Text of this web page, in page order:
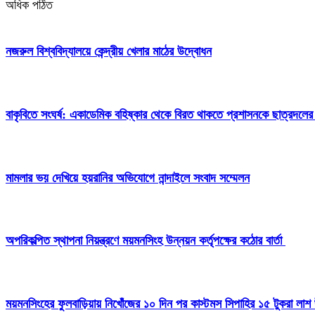
অধিক পঠিত
নজরুল বিশ্ববিদ্যালয়ে কেন্দ্রীয় খেলার মাঠের উদ্বোধন
বাকৃবিতে সংঘর্ষ: একাডেমিক বহিষ্কার থেকে বিরত থাকতে প্রশাসনকে
মামলার ভয় দেখিয়ে হয়রানির অভিযোগে নান্দাইলে সংবাদ সম্মেলন
অপরিকল্পিত স্থাপনা নিয়ন্ত্রণে ময়মনসিংহ উন্নয়ন কর্তৃপক্ষের কঠোর বার্তা
ময়মনসিংহের ফুলবাড়িয়ায় নিখোঁজের ১০ দিন পর কাস্টমস সিপাহির ১৫ টুকরা লাশ